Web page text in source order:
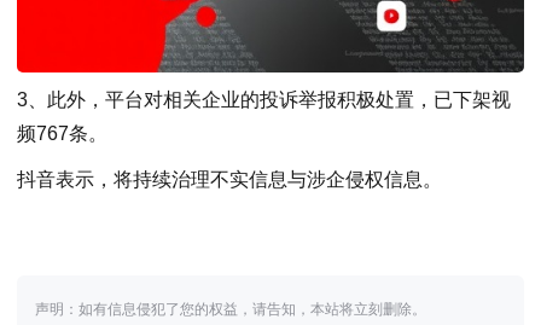
3、此外，平台对相关企业的投诉举报积极处置，已下架视
频767条。
抖音表示，将持续治理不实信息与涉企侵权信息。
声明：如有信息侵犯了您的权益，请告知，本站将立刻删除。